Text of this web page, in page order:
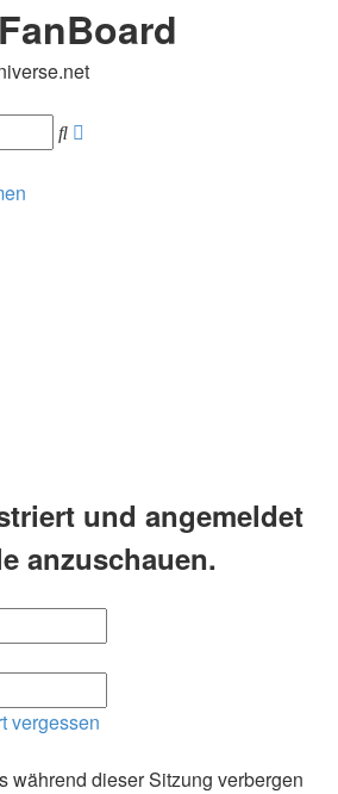
Suche
und angemeldet
anzuschauen.
vergessen
während dieser Sitzung verbergen